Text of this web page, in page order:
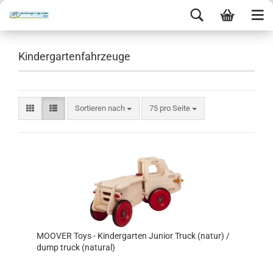
Kindergartenfahrzeuge
Sortieren nach 75 pro Seite
MOOVER Toys - Kindergarten Junior Truck (natur) /
dump truck (natural)